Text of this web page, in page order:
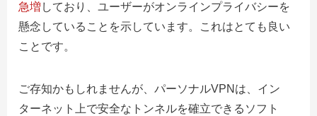
急増 しており、ユーザーがオンラインプライバシーを
懸念していることを示しています。これはとても良い
ことです。
ご存知かもしれませんが、パーソナルVPNは、イン
ターネット上で安全なトンネルを確立できるソフト